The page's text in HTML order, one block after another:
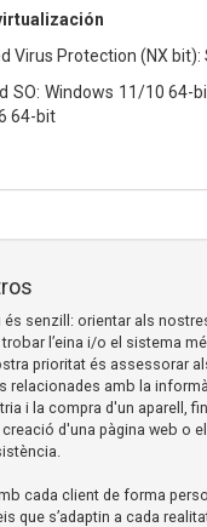
Virus Protection (NX bit):
SO: Windows 11/10 64-
64-bit
senzill: orientar als
l’eina i/o el sistema
prioritat és assessorar
relacionades amb la
i la compra d'un aparell,
d'una pàgina web o
cada client de forma
que s’adaptin a cada